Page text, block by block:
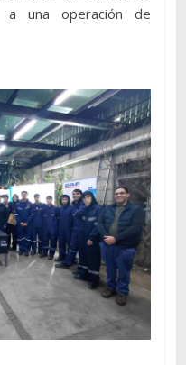
a una operación de